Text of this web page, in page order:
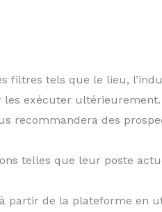
filtres tels que le lieu,
les exécuter ultérieurement.
recommandera des
telles que leur poste
partir de la plateforme en